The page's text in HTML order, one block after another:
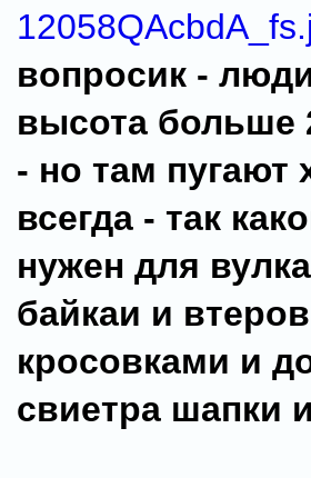
вопросик -
высота больше
- но там пугают
всегда - так
нужен для
байкаи и
кросовками и
свиетра шапки